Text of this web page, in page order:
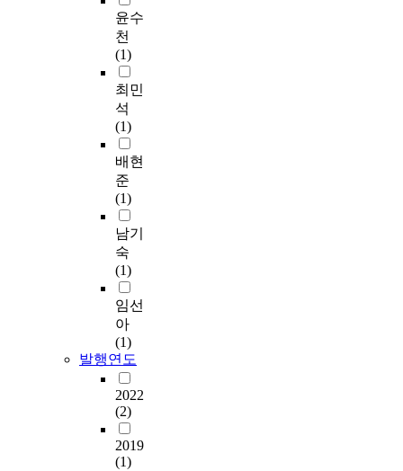
윤수
천
(1)
최민
석
(1)
배현
준
(1)
남기
숙
(1)
임선
아
(1)
발행연도
2022
(2)
2019
(1)